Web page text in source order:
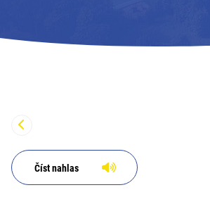
PRO TURISTY
Číst nahlas